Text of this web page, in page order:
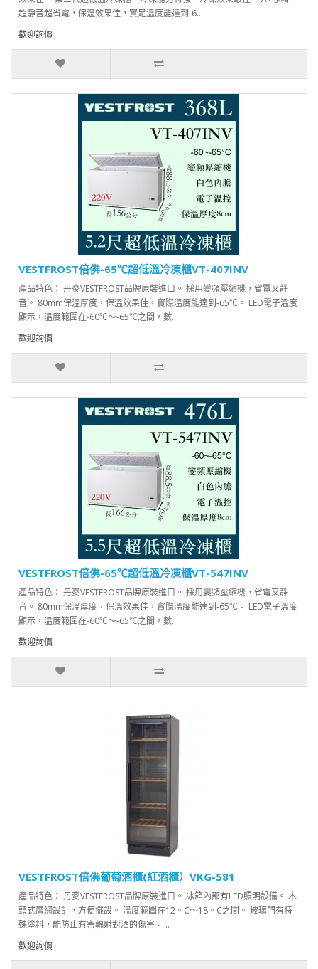
超靜音超省電，保溫效果佳，實足溫度能達到-6..
歡迎詢價
VESTFROST倍佛-65℃超低溫冷凍櫃VT-407INV
產品特色： 丹麥VESTFROST品牌原裝進口。 採用變頻壓縮機，省電又靜
音。 80mm保溫厚度，保溫效果佳，實際溫度能達到-65℃。 LED電子溫度
顯示，溫度範圍在-60℃～-65℃之間，數..
歡迎詢價
VESTFROST倍佛-65℃超低溫冷凍櫃VT-547INV
產品特色： 丹麥VESTFROST品牌原裝進口。 採用變頻壓縮機，省電又靜
音。 80mm保溫厚度，保溫效果佳，實際溫度能達到-65℃。 LED電子溫度
顯示，溫度範圍在-60℃～-65℃之間，數..
歡迎詢價
VESTFROST倍佛葡萄酒櫃(紅酒櫃）VKG-581
產品特色： 丹麥VESTFROST品牌原裝進口。 冰箱內部有LED照明設備。 木
頭式層網設計，方便擺設。 溫度範圍在12。C～18。C之間。 玻璃門有特
殊塗料，能防止有害輻射對酒的傷害。 ..
歡迎詢價